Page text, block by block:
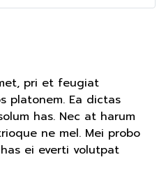
pri et feugiat
platonem. Ea dictas
has. Nec at harum
ne mel. Mei probo
ei everti volutpat